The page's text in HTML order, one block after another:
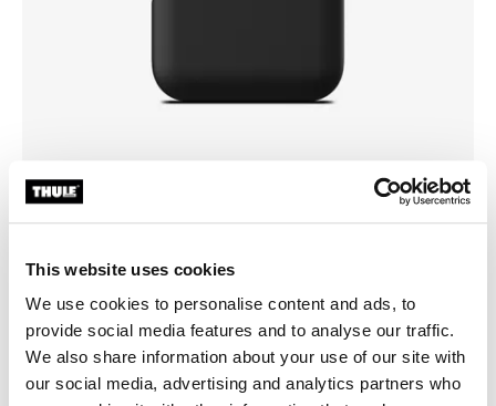
This website uses cookies
We use cookies to personalise content and ads, to
provide social media features and to analyse our traffic.
We also share information about your use of our site with
our social media, advertising and analytics partners who